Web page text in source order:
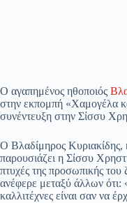
Ο αγαπημένος ηθοποιός
στην εκπομπή «Χαμογέλα
συνέντευξη στην Σίσσυ
Ο Βλαδίμηρος
παρουσιάζει η Σίσσυ
πτυχές της προσωπικής
ανέφερε μεταξύ άλλων
καλλιτέχνες είναι σαν να